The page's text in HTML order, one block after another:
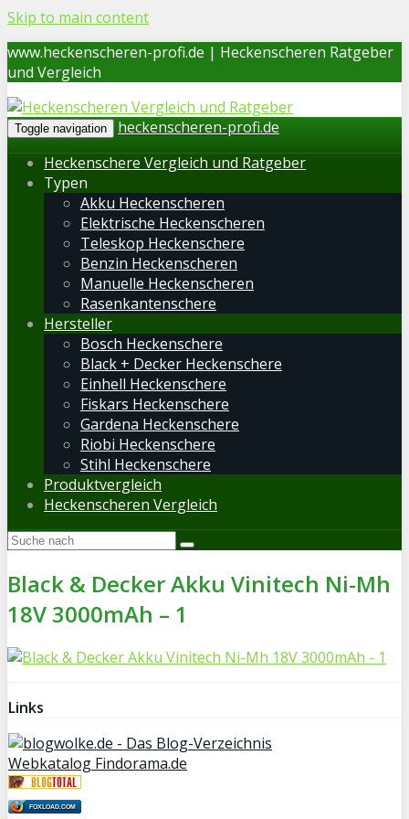
Skip to main content
www.heckenscheren-profi.de | Heckenscheren Ratgeber
und Vergleich
Toggle navigation
heckenscheren-profi.de
Heckenschere Vergleich und Ratgeber
Typen
Akku Heckenscheren
Elektrische Heckenscheren
Teleskop Heckenschere
Benzin Heckenscheren
Manuelle Heckenscheren
Rasenkantenschere
Hersteller
Bosch Heckenschere
Black + Decker Heckenschere
Einhell Heckenschere
Fiskars Heckenschere
Gardena Heckenschere
Riobi Heckenschere
Stihl Heckenschere
Produktvergleich
Heckenscheren Vergleich
Black & Decker Akku Vinitech Ni-Mh
18V 3000mAh – 1
Links
Webkatalog Findorama.de
FOXLOAD.COM